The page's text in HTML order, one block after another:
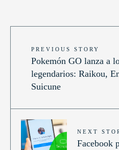
PREVIOUS STORY
Pokemón GO lanza a
legendarios: Raikou,
Suicune
NEXT
Facebook